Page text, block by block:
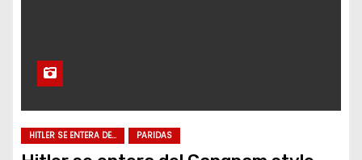
HITLER SE ENTERA DE... PARIDAS